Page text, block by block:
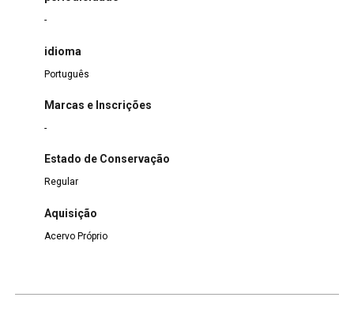
-
idioma
Português
Marcas e Inscrições
-
Estado de Conservação
Regular
Aquisição
Acervo Próprio